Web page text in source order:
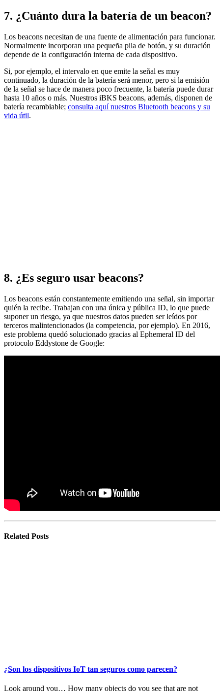
7. ¿Cuánto dura la batería de un beacon?
Los beacons necesitan de una fuente de alimentación para funcionar.
Normalmente incorporan una pequeña pila de botón, y su duración
depende de la configuración interna de cada dispositivo.
Si, por ejemplo, el intervalo en que emite la señal es muy
continuado, la duración de la batería será menor, pero si la emisión
de la señal se hace de manera poco frecuente, la batería puede durar
hasta 10 años o más. Nuestros iBKS beacons, además, disponen de
batería recambiable; consulta aquí nuestros Bluetooth beacons y su
vida útil.
8. ¿Es seguro usar beacons?
Los beacons están constantemente emitiendo una señal, sin importar
quién la recibe. Trabajan con una única y pública ID, lo que puede
suponer un riesgo, ya que nuestros datos pueden ser leídos por
terceros malintencionados (la competencia, por ejemplo). En 2016,
este problema quedó solucionado gracias al Ephemeral ID del
protocolo Eddystone de Google:
Related Posts
¿Son los dispositivos IoT tan seguros como parecen?
Look around you… How many objects do you see that are not